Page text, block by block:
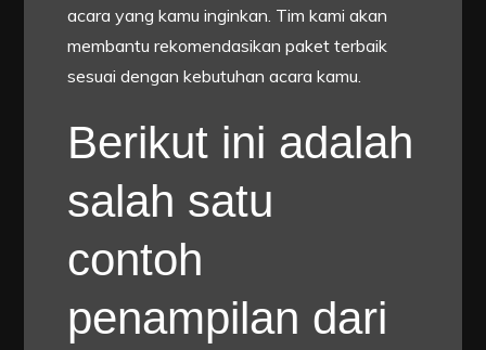
acara yang kamu inginkan. Tim kami akan
membantu rekomendasikan paket terbaik
sesuai dengan kebutuhan acara kamu.
Berikut ini adalah
salah satu
contoh
penampilan dari